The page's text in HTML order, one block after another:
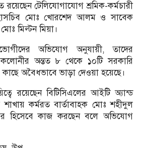
রয়েছেন টেলিযোগাযোগ শ্রমিক-কর্মচারী
মোঃ খোরশেদ আলম ও সাবেক
মিল্টন মিয়া।
অভিযোগ অনুযায়ী, তাদের
কলোনীর অন্তত ৮ থেকে ১০টি সরকারি
কাছে অবৈধভাবে ভাড়া দেওয়া হয়েছে।
রয়েছেন বিটিসিএলের আইটি অ্যান্ড
শাখায় কর্মরত বার্তাবাহক মোঃ শহীদুল
হিসেবে কাজ করছেন বলে অভিযোগ